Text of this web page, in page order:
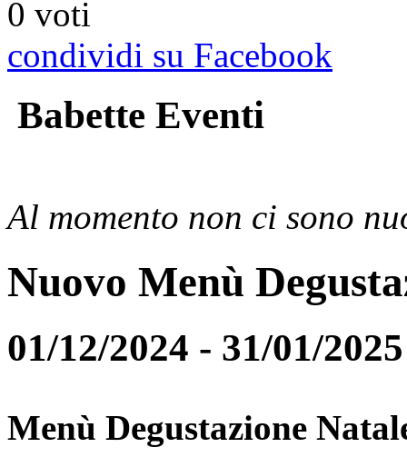
0 voti
condividi su Facebook
Babette Eventi
Al momento non ci sono
Nuovo Menù
01/12/2024 - 31/01/2025
Menù Degustazione